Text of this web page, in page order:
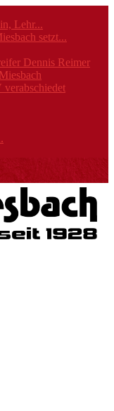
Lehr...
setzt...
Dennis Reimer
verabschiedet